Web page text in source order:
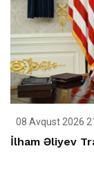
08 Avqust 2026
İlham Əliyev